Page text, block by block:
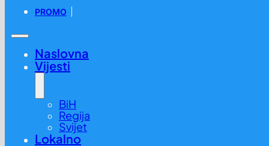
PROMO
Naslovna
Vijesti
BiH
Regija
Svijet
Lokalno